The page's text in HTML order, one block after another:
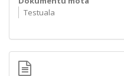
Testuala